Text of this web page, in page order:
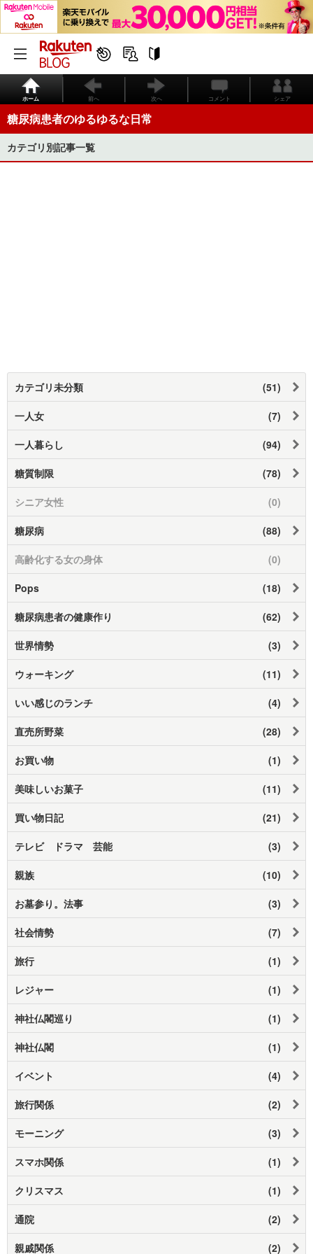
ホーム 前へ 次へ コメント シェア
糖尿病患者のゆるゆるな日常
カテゴリ別記事一覧
カテゴリ未分類 (51)
一人女 (7)
一人暮らし (94)
糖質制限 (78)
シニア女性 (0)
糖尿病 (88)
高齢化する女の身体 (0)
Pops (18)
糖尿病患者の健康作り (62)
世界情勢 (3)
ウォーキング (11)
いい感じのランチ (4)
直売所野菜 (28)
お買い物 (1)
美味しいお菓子 (11)
買い物日記 (21)
テレビ ドラマ 芸能 (3)
親族 (10)
お墓参り。法事 (3)
社会情勢 (7)
旅行 (1)
レジャー (1)
神社仏閣巡り (1)
神社仏閣 (1)
イベント (4)
旅行関係 (2)
モーニング (3)
スマホ関係 (1)
クリスマス (1)
通院 (2)
親戚関係 (2)